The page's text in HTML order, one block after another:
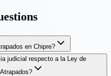
en Chipre?
judicial respecto a la Ley de